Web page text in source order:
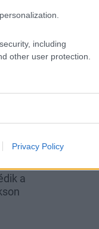
including
other user protection.
Privacy Policy
a